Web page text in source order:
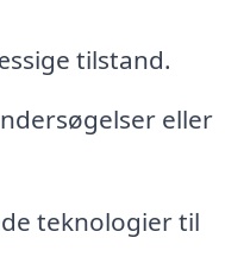
tilstand.
eller
teknologier til